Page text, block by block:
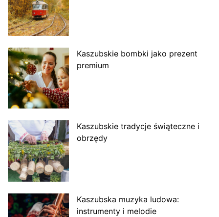
Kaszubskie bombki jako prezent
premium
Kaszubskie tradycje świąteczne i
obrzędy
Kaszubska muzyka ludowa:
instrumenty i melodie